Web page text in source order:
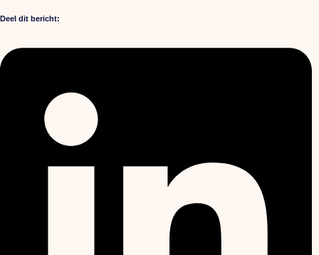
Deel dit bericht: